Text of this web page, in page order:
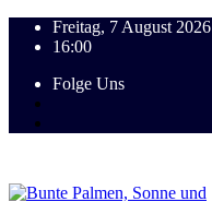
Freitag, 7 August 2026
16:00
Folge Uns